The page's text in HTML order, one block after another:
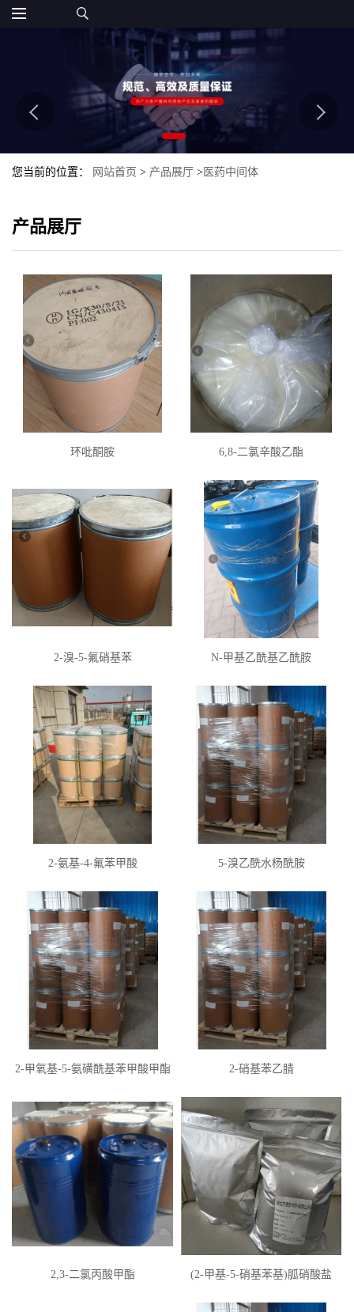
您当前的位置： 网站首页 > 产品展厅 >医药中间体
产品展厅
环吡酮胺 6,8-二氯辛酸乙酯
2-溴-5-氟硝基苯 N-甲基乙酰基乙酰胺
2-氨基-4-氟苯甲酸 5-溴乙酰水杨酰胺
2-甲氧基-5-氨磺酰基苯甲酸甲酯 2-硝基苯乙腈
2,3-二氯丙酸甲酯 (2-甲基-5-硝基苯基)胍硝酸盐